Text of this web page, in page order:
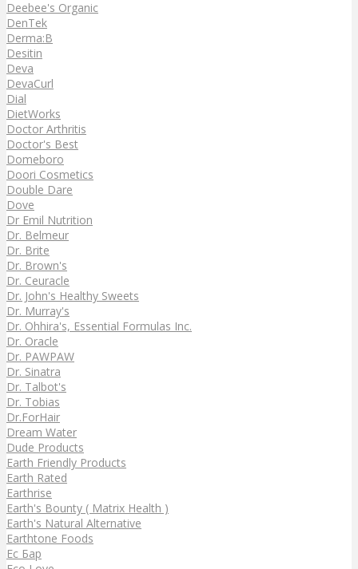
Deebee's Organic
DenTek
Derma:B
Desitin
Deva
DevaCurl
Dial
DietWorks
Doctor Arthritis
Doctor's Best
Domeboro
Doori Cosmetics
Double Dare
Dove
Dr Emil Nutrition
Dr. Belmeur
Dr. Brite
Dr. Brown's
Dr. Ceuracle
Dr. John's Healthy Sweets
Dr. Murray's
Dr. Ohhira's, Essential Formulas Inc.
Dr. Oracle
Dr. PAWPAW
Dr. Sinatra
Dr. Talbot's
Dr. Tobias
Dr.ForHair
Dream Water
Dude Products
Earth Friendly Products
Earth Rated
Earthrise
Earth's Bounty ( Matrix Health )
Earth's Natural Alternative
Earthtone Foods
Ec Бар